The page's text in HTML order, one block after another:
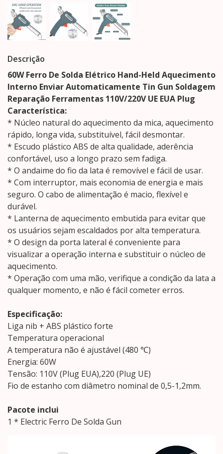
Descrição
60W Ferro De Solda Elétrico Hand-Held Aquecimento
Interno Enviar Automaticamente Tin Gun Soldagem
Reparação Ferramentas 110V/220V UE EUA Plug
Característica:
* Núcleo natural do aquecimento da mica, aquecimento
rápido, longa vida, substituível, fácil desmontar.
* Escudo plástico ABS de alta qualidade, aderência
confortável, uso a longo prazo sem fadiga.
* O andaime do fio da lata é removível e fácil de usar.
* Com interruptor, mais economia de energia e mais
seguro. O cabo de alimentação é macio, flexível e
durável.
* Lanterna de aquecimento embutida para evitar que
os usuários sejam escaldados por alta temperatura.
* O design da porta lateral é conveniente para
visualizar a operação interna e substituir o núcleo de
aquecimento.
* Operação com uma mão, verifique a condição da lata a
qualquer momento, e não é fácil cometer erros.
Especificação:
Liga nib + ABS plástico forte
Temperatura operacional
A temperatura não é ajustável (480 ℃)
Energia: 60W
Tensão: 110V (Plug EUA),220 (Plug UE)
Fio de estanho com diâmetro nominal de 0,5-1,2mm.
Pacote inclui
1 * Electric Ferro De Solda Gun